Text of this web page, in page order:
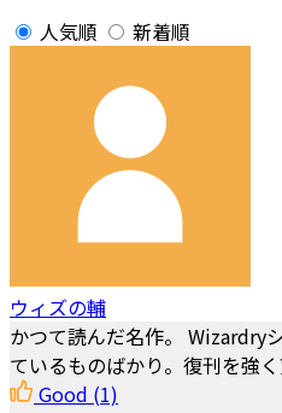
人気順 新着順
ウィズの輔
かつて読んだ名作。 Wizardry
ているものばかり。復刊を強く
Good (1)